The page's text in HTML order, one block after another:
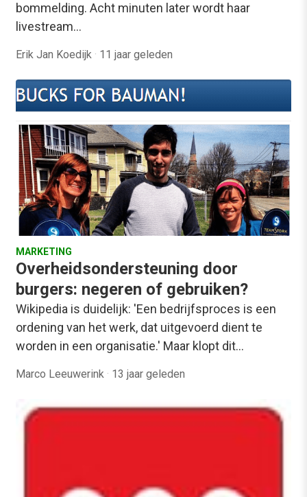
bommelding. Acht minuten later wordt haar
livestream…
Erik Jan Koedijk · 11 jaar geleden
MARKETING
Overheidsondersteuning door
burgers: negeren of gebruiken?
Wikipedia is duidelijk: 'Een bedrijfsproces is een
ordening van het werk, dat uitgevoerd dient te
worden in een organisatie.' Maar klopt dit…
Marco Leeuwerink · 13 jaar geleden